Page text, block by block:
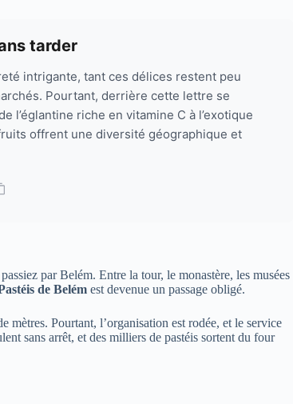
tarder
intrigante, tant ces délices restent peu
Pourtant, derrière cette lettre se
l’églantine riche en vitamine C à l’exotique
offrent une diversité géographique et
par Belém. Entre la tour, le monastère, les musées
de Belém est devenue un passage obligé.
mètres. Pourtant, l’organisation est rodée, et le service
sans arrêt, et des milliers de pastéis sortent du four